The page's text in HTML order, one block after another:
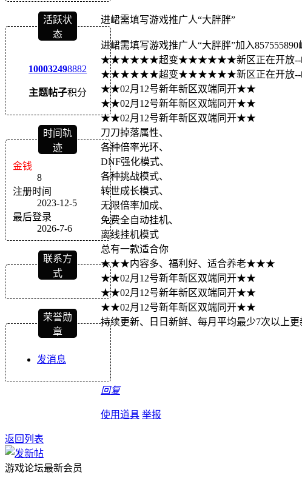
活跃状
态
1000
主题
3249
帖子
8882
积分
时间轨
迹
金钱
8
注册时间
2023-12-5
最后登录
2026-7-6
联系方
式
荣誉勋
章
发消息
进峮需填写游戏推广人“大胖胖”
进峮需填写游戏推广人“大胖胖”加入
★★★★★★超变★★★★★★新区正在开放--峮
★★★★★★超变★★★★★★新区正在开放--峮
★★02月12号新年新区双端同开★★
★★02月12号新年新区双端同开★★
★★02月12号新年新区双端同开★★
刀刀掉落属性、
各种倍率光环、
DNF强化模式、
各种挑战模式、
转世成长模式、
无限倍率加成、
免费全自动挂机、
离线挂机模式
总有一款适合你
★★★内容多、福利好、适合养老★★★
★★02月12号新年新区双端同开★★
★★02月12号新年新区双端同开★★
★★02月12号新年新区双端同开★★
持续更新、日日新鲜、每月平均最少7次以上
回复
使用道具 举报
返回列表
游戏论坛最新会员